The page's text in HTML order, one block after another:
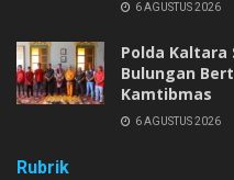
6 AGUSTUS 2026
Polda Kaltara
Bulungan
Kamtibmas
6 AGUSTUS 2026
Rubrik